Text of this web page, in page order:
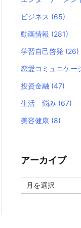
ビジネス (65)
動画情報 (281)
学習自己啓発 (26)
恋愛コミュニケー
投資金融 (47)
生活 悩み (67)
美容健康 (8)
アーカイブ
ー